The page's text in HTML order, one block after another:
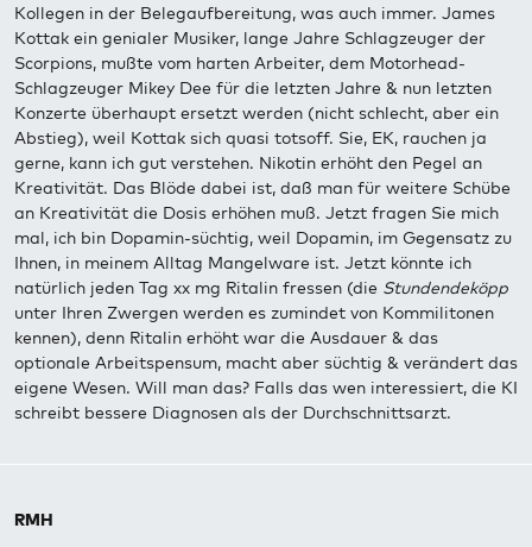
Kollegen in der Belegaufbereitung, was auch immer. James
Kottak ein genialer Musiker, lange Jahre Schlagzeuger der
Scorpions, mußte vom harten Arbeiter, dem Motorhead-
Schlagzeuger Mikey Dee für die letzten Jahre & nun letzten
Konzerte überhaupt ersetzt werden (nicht schlecht, aber ein
Abstieg), weil Kottak sich quasi totsoff. Sie, EK, rauchen ja
gerne, kann ich gut verstehen. Nikotin erhöht den Pegel an
Kreativität. Das Blöde dabei ist, daß man für weitere Schübe
an Kreativität die Dosis erhöhen muß. Jetzt fragen Sie mich
mal, ich bin Dopamin-süchtig, weil Dopamin, im Gegensatz zu
Ihnen, in meinem Alltag Mangelware ist. Jetzt könnte ich
natürlich jeden Tag xx mg Ritalin fressen (die Stundendeköpp
unter Ihren Zwergen werden es zumindet von Kommilitonen
kennen), denn Ritalin erhöht war die Ausdauer & das
optionale Arbeitspensum, macht aber süchtig & verändert das
eigene Wesen. Will man das? Falls das wen interessiert, die KI
schreibt bessere Diagnosen als der Durchschnittsarzt.
RMH